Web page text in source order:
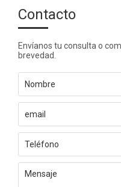
Contacto
Envíanos tu consulta o
brevedad.